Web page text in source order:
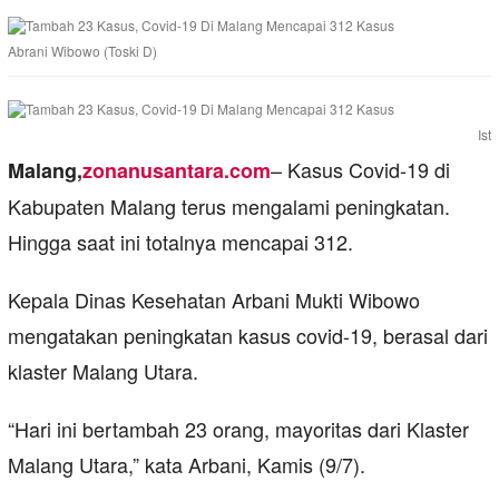
Abrani Wibowo (Toski D)
Ist
Malang,zonanusantara.com– Kasus Covid-19 di
Kabupaten Malang terus mengalami peningkatan.
Hingga saat ini totalnya mencapai 312.
Kepala Dinas Kesehatan Arbani Mukti Wibowo
mengatakan peningkatan kasus covid-19, berasal dari
klaster Malang Utara.
“Hari ini bertambah 23 orang, mayoritas dari Klaster
Malang Utara,” kata Arbani, Kamis (9/7).